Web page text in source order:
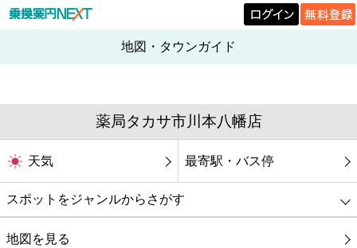
地図・タウンガイド
薬局タカサ市川本八幡店
天気 最寄駅・バス停
スポットをジャンルからさがす
グルメ
地図を見る